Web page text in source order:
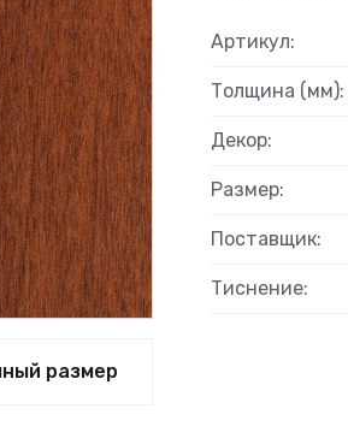
размер
Артикул:
Толщина (мм):
Декор:
Размер:
Поставщик:
Тиснение: